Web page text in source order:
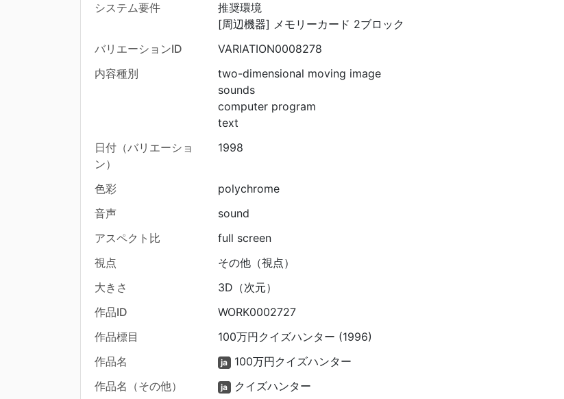
システム要件
推奨環境
[周辺機器] メモリーカード 2ブロック
バリエーションID
VARIATION0008278
内容種別
two-dimensional moving image
sounds
computer program
text
日付（バリエーショ
ン）
1998
色彩
polychrome
音声
sound
アスペクト比
full screen
視点
その他（視点）
大きさ
3D（次元）
作品ID
WORK0002727
作品標目
100万円クイズハンター (1996)
作品名
ja
100万円クイズハンター
作品名（その他）
ja
クイズハンター